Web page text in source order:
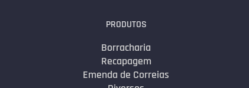
PRODUTOS
Borracharia
Recapagem
Emenda de Correias